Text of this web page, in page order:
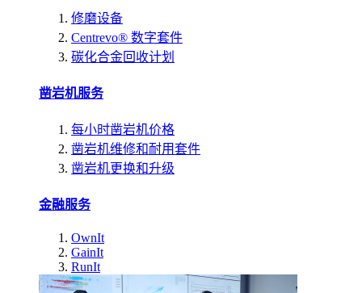
修磨设备
Centrevo® 数字套件
碳化合金回收计划
凿岩机服务
每小时凿岩机价格
凿岩机维修和耐用套件
凿岩机更换和升级
金融服务
OwnIt
GainIt
RunIt